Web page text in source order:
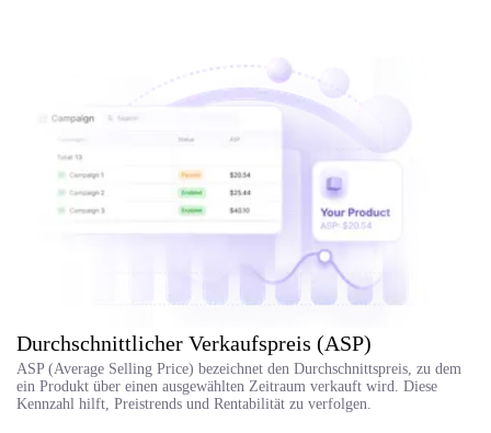
Durchschnittlicher Verkaufspreis (ASP)
ASP (Average Selling Price) bezeichnet den Durchschnittspreis, zu dem
ein Produkt über einen ausgewählten Zeitraum verkauft wird. Diese
Kennzahl hilft, Preistrends und Rentabilität zu verfolgen.